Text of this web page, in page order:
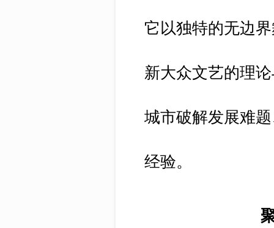
它以独特的无边
新大众文艺的理
城市破解发展难
经验。